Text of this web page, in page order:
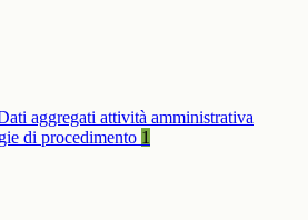
aggregati attività amministrativa
di procedimento 1